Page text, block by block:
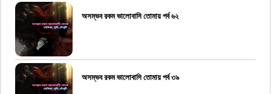
অসম্ভব রকম ভালোবাসি তোমায় পর্ব ৬২
অসম্ভব রকম ভালোবাসি তোমায় পর্ব ৩৯